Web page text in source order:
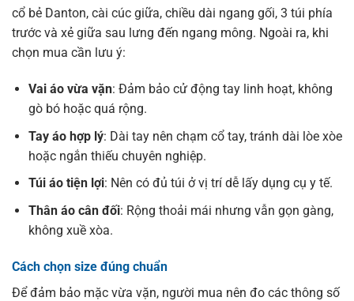
cổ bẻ Danton, cài cúc giữa, chiều dài ngang gối, 3 túi phía
trước và xẻ giữa sau lưng đến ngang mông. Ngoài ra, khi
chọn mua cần lưu ý:
Vai áo vừa vặn: Đảm bảo cử động tay linh hoạt, không
gò bó hoặc quá rộng.
Tay áo hợp lý: Dài tay nên chạm cổ tay, tránh dài lòe xòe
hoặc ngắn thiếu chuyên nghiệp.
Túi áo tiện lợi: Nên có đủ túi ở vị trí dễ lấy dụng cụ y tế.
Thân áo cân đối: Rộng thoải mái nhưng vẫn gọn gàng,
không xuề xòa.
Cách chọn size đúng chuẩn
Để đảm bảo mặc vừa vặn, người mua nên đo các thông số